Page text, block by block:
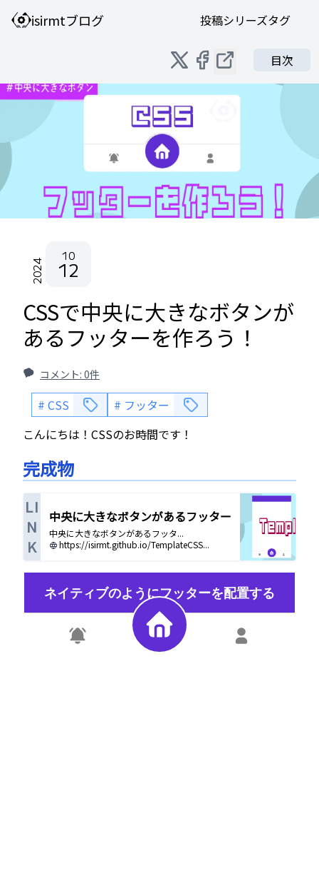
isirmtブログ タグ
シリーズ
投稿
目次
2024
10
12
CSSで中央に大きなボタンが
あるフッターを作ろう！
コメント: 0件
CSS
フッター
こんにちは！CSSのお時間です！
完成物
LI
N
K
中央に大きなボタンがあるフッター
中央に大きなボタンがあるフッタ...
https://isirmt.github.io/TemplateCSS...